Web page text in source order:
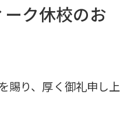
ク休校のお
賜り、厚く御礼申し上